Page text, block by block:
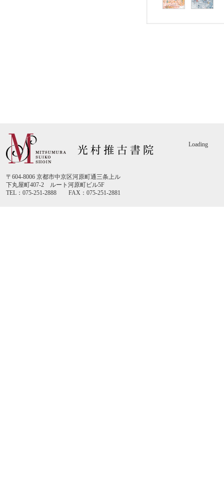
〒604-8006 京都市中京区河原町通三条上ル
下丸屋町407-2 ルート河原町ビル5F
TEL：075-251-2888 FAX：075-251-2881
Loading